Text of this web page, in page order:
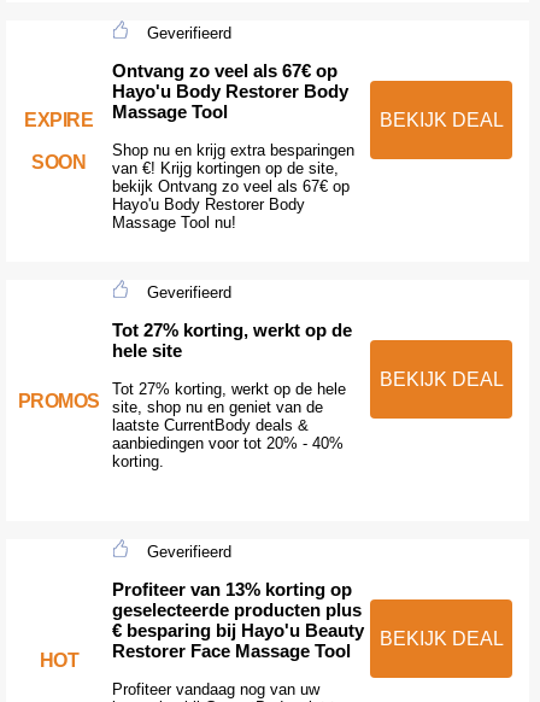
EXPIRE
SOON
Geverifieerd
Ontvang zo veel als 67€ op
Hayo'u Body Restorer Body
Massage Tool
Shop nu en krijg extra besparingen
van €! Krijg kortingen op de site,
bekijk Ontvang zo veel als 67€ op
Hayo'u Body Restorer Body
Massage Tool nu!
BEKIJK DEAL
PROMOS
Geverifieerd
Tot 27% korting, werkt op de
hele site
Tot 27% korting, werkt op de hele
site, shop nu en geniet van de
laatste CurrentBody deals &
aanbiedingen voor tot 20% - 40%
korting.
BEKIJK DEAL
HOT
Geverifieerd
Profiteer van 13% korting op
geselecteerde producten plus
€ besparing bij Hayo'u Beauty
Restorer Face Massage Tool
Profiteer vandaag nog van uw
BEKIJK DEAL